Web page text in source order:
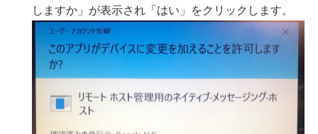
しますか」が表示され「はい」をクリックします。